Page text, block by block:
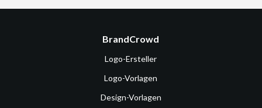
BrandCrowd
Logo-Ersteller
Logo-Vorlagen
Design-Vorlagen